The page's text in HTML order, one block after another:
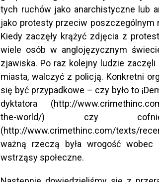
tych ruchów jako anarchistyczne lub
jako protesty przeciw
Kiedy zaczęły krążyć zdjęcia z
wiele osób w anglojęzycznym
zjawiska. Po raz kolejny ludzie
miasta, walczyć z policją. Konkretni
się być przypadkowe – czy było to
dyktatora (http://
the-world/) czy
(http://www.crimethinc.com/texts/
ważną rzeczą była wrogość wobec
wstrząsy społeczne.